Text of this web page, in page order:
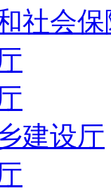
社会
建设厅